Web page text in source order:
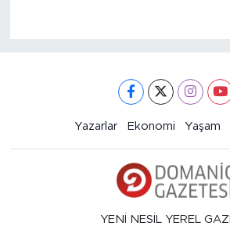
Yazarlar Ekonomi Yaşam
YENİ NESİL YEREL